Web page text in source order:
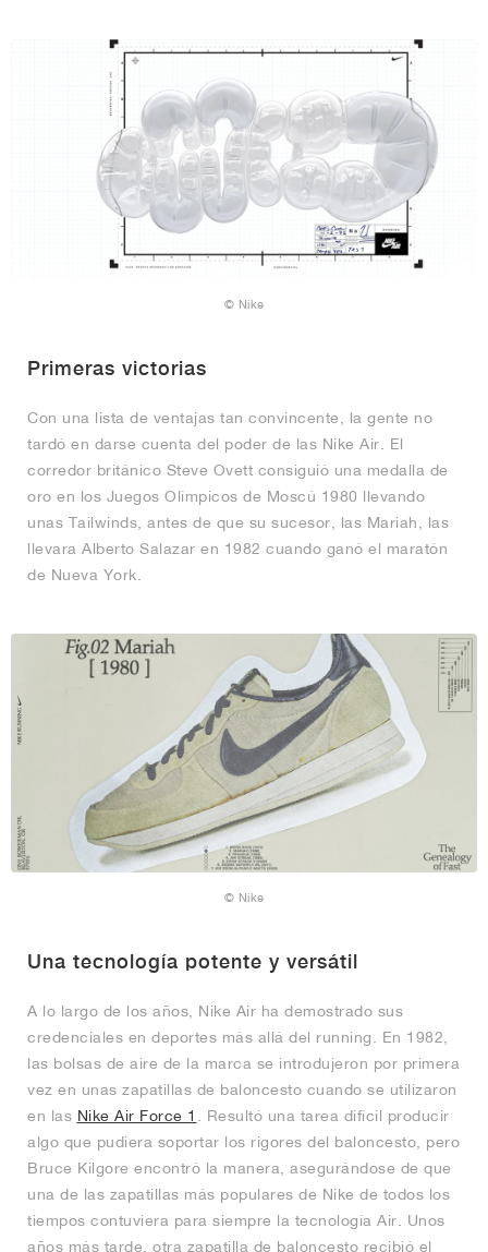
© Nike
Primeras victorias
Con una lista de ventajas tan convincente, la gente no
tardó en darse cuenta del poder de las Nike Air. El
corredor británico Steve Ovett consiguió una medalla de
oro en los Juegos Olímpicos de Moscú 1980 llevando
unas Tailwinds, antes de que su sucesor, las Mariah, las
llevara Alberto Salazar en 1982 cuando ganó el maratón
de Nueva York.
© Nike
Una tecnología potente y versátil
A lo largo de los años, Nike Air ha demostrado sus
credenciales en deportes más allá del running. En 1982,
las bolsas de aire de la marca se introdujeron por primera
vez en unas zapatillas de baloncesto cuando se utilizaron
en las Nike Air Force 1 . Resultó una tarea difícil producir
algo que pudiera soportar los rigores del baloncesto, pero
Bruce Kilgore encontró la manera, asegurándose de que
una de las zapatillas más populares de Nike de todos los
tiempos contuviera para siempre la tecnología Air. Unos
años más tarde, otra zapatilla de baloncesto recibió el